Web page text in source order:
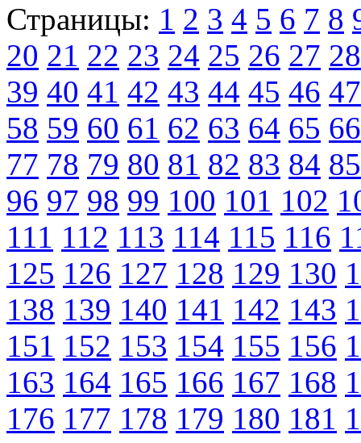
Страницы: 1 2 3 4 5 6 7 8
20 21 22 23 24 25 26 27 28
39 40 41 42 43 44 45 46 47
58 59 60 61 62 63 64 65 66
77 78 79 80 81 82 83 84 85
96 97 98 99 100 101 102
111 112 113 114 115 116
125 126 127 128 129 130
138 139 140 141 142 143
151 152 153 154 155 156
163 164 165 166 167 168
176 177 178 179 180 181